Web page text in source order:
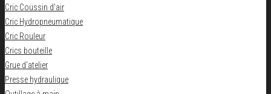
Cric Coussin d'air
Cric Hydropneumatique
Cric Rouleur
Crics bouteille
Grue d'atelier
Presse hydraulique